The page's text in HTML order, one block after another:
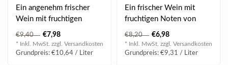
2025 0.75 l
Ein angenehm frischer
Wein mit fruchtigen
Noten.
€9,40 €7,98
* Inkl. MwSt. zzgl. Versandkosten
Grundpreis: €10,64 / Liter
0.75 l
Ein frischer Wein mit
fruchtigen Noten von
tropischen Früchten...
€8,20 €6,98
* Inkl. MwSt. zzgl. Versandkosten
Grundpreis: €9,31 / Liter